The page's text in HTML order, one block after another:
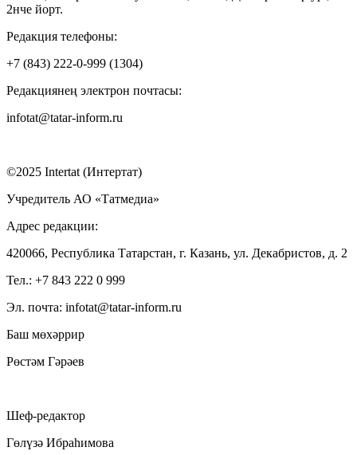
2нче йорт.
Редакция телефоны:
+7 (843) 222-0-999 (1304)
Редакциянең электрон почтасы:
infotat@tatar-inform.ru
©2025 Intertat (Интертат)
Учредитель АО «Татмедиа»
Адрес редакции:
420066, Республика Татарстан, г. Казань, ул. Декабристов, д. 2
Тел.: +7 843 222 0 999
Эл. почта: infotat@tatar-inform.ru
Баш мөхәррир
Рөстәм Гәрәев
Шеф-редактор
Гөлүзә Ибраһимова